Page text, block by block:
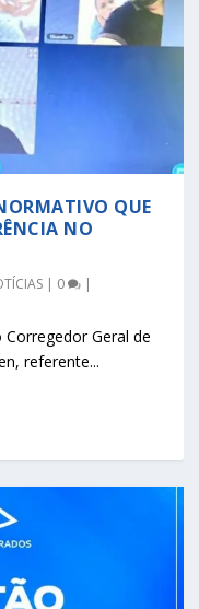
QUE
NO
| 0 |
Geral de
referente...